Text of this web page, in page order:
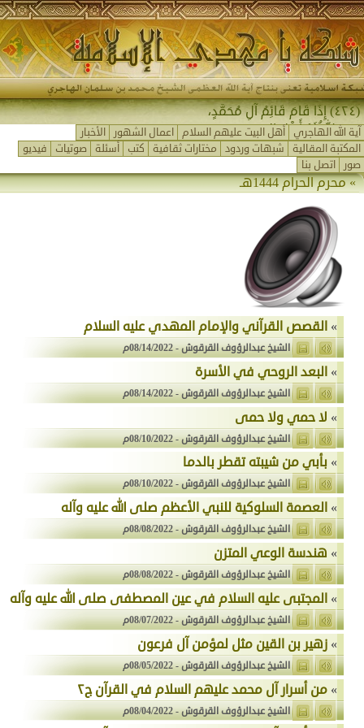
(٤٢٤) إِذَا قَامَ قَائِمُ آلِ مُحَمَّدٍ،
جَمَعَ اللهُ لَهُ أَهْلَ المَشْ-
آية الله الهاجري أهل البيت عليهم السلام اعمال الشهور
الأخبار
المكتبة المقالية
شبهات وردود مختارات ثقافية كتب أسئلة صوتيات
فيديو
صور
اتصل بنا
»محرم الحرام 1444هـ
» القصص القرآني والإمام المهدي عليه السلام
الشيخ عبدالرؤوف القرقوش-08/14/2022م
» البعد الروحي في الأسرة
الشيخ عبدالرؤوف القرقوش-08/14/2022م
» لا حمي ولا حمى
الشيخ عبدالرؤوف القرقوش-08/10/2022م
» بأبي من شيبته تقطر بالدما
الشيخ عبدالرؤوف القرقوش-08/10/2022م
» العصمة السلوكية للنبي الأعظم صلى الله عليه وآله
الشيخ عبدالرؤوف القرقوش-08/08/2022م
» هندسة الوعي المتزن
الشيخ عبدالرؤوف القرقوش-08/08/2022م
» المجتبى عليه السلام في عين المصطفى صلى الله عليه وآله
الشيخ عبدالرؤوف القرقوش-08/07/2022م
» زهير بن القين مثل لمؤمن آل فرعون
الشيخ عبدالرؤوف القرقوش-08/05/2022م
» من أسرار آل محمد عليهم السلام في القرآن ج٢
الشيخ عبدالرؤوف القرقوش-08/04/2022م